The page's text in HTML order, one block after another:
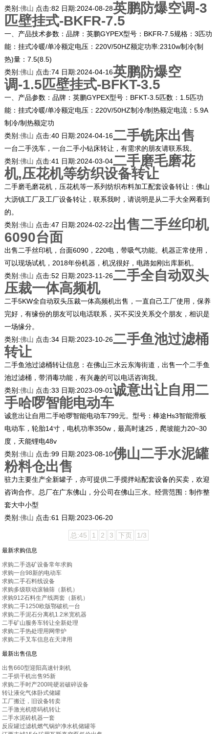
类别:佛山 点击:82 日期:2024-08-28英鹏防爆空调-3
匹壁挂式-BKFR-7.5
一、产品技术参数：品牌：英鹏GYPEX型号：BKFR-7.5规格：3匹功
能：挂式冷暖/单冷额定电压：220V/50HZ额定功率:2310w制冷(制
热)量：7.5(8.5)
类别:佛山 点击:74 日期:2024-04-16英鹏防爆空
调-1.5匹壁挂式-BFKT-3.5
一、产品参数：品牌：英鹏GYPEX型号：BFKT-3.5匹数：1.5匹功
能：挂式冷暖/单冷额定电压：220V/50HZ制冷/制热额定电流：5.9A
制冷/制热额定功
类别:佛山 点击:40 日期:2024-04-16二手铣床出售
一台二手洗车，一台二手小钻床转让，有需求的朋友请联系我。
类别:佛山 点击:41 日期:2024-03-04二手磨毛磨花
机,压花机等纺织设备转让
二手磨毛磨花机，压花机等一系列纺织布料加工配套设备转让：佛山
大沥镇工厂及工厂设备转让，联系我时，请说明是从二手大全网看到
的。
类别:佛山 点击:47 日期:2024-02-22出售二手丝印机
6090台面
出售二手丝印机，台面6090，220电，带吸气功能。机器正常使用，
可以现场试机，2018年份机器，机况很好，电路如刚出库新机。
类别:佛山 点击:52 日期:2023-11-26二手全自动双头
压裁一体高频机
二手5KW全自动双头压裁一体高频机出售，一直自己工厂使用，保养
完好，有缘份的朋友可以电话联系，买不买没关系交个朋友，相识是
一场缘分。
类别:佛山 点击:34 日期:2023-10-26二手鱼池过滤桶
转让
二手鱼池过滤桶转让信息：在佛山三水云东海街道，出售一个二手鱼
池过滤桶，带消毒功能，有兴趣的可以电话咨询我。
类别:佛山 点击:33 日期:2023-09-01诚意出让自用二
手哈啰智能电动车
诚意出让自用二手哈啰智能电动车799元。型号：棒途Hs3智能滑板
电动车，轮胎14寸，电机功率350w，最高时速25，爬坡能力20~30
度，天能锂电48v
类别:佛山 点击:99 日期:2023-08-10佛山二手水泥罐
粉料仓出售
驻力主要生产全新罐子，亦可提供二手搅拌站配套设备的买卖，欢迎
咨询合作。总厂在广东佛山，分公司在佛山三水。经营范围：制作整
套大中小型
类别:佛山 点击:61 日期:2023-06-20
总:45 1 2 3 下页 1/3
最新求购信息
求购二手选矿设备常年求购
求购一台98新的电动车
求购二手石料线设备
求购多级联动滚轴筛（新机）
求购912石料生产线两套（新机）
求购二手1250欧版鄂破机一台
求购二手泥石分离机1.2米宽机器
二手矿山服务车转让全新处理
求购二手热处理用网带炉
求购二手叉车信息在天津用
最新出售信息
出售660型迎阳高速针刺机
二手烘干机出售95新
求购二手时产200吨硬岩破碎设备
转让液化气体卧式储罐
工厂搬迁，旧设备转卖
二手激光机喷码机转让
二手水泥砖机器一套
反应罐过滤机燃气锅炉净水机储罐等